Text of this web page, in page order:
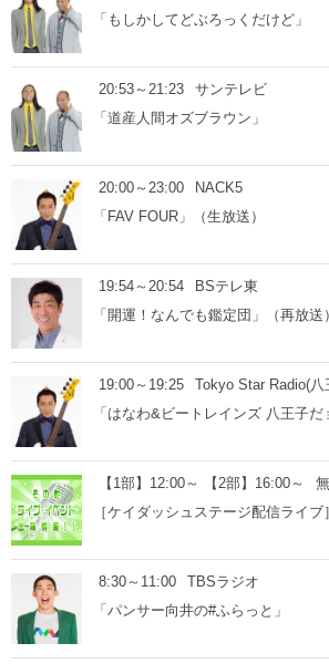
「もしかしてどぶろっくだけど」
20:53～21:23
サンテレビ
「道産人間オズブラウン」
20:00～23:00
NACK5
「FAV FOUR」（生放送）
19:54～20:54
BSテレ東
「開運！なんでも鑑定団」（再放送）
19:00～19:25
Tokyo Star Radio(八
「はなわ&ビートレインズ 八王子だ
【1部】12:00～ 【2部】16:00～
［ケイダッシュステージ配信ライブ］
8:30～11:00
TBSラジオ
「パンサー向井の#ふらっと」